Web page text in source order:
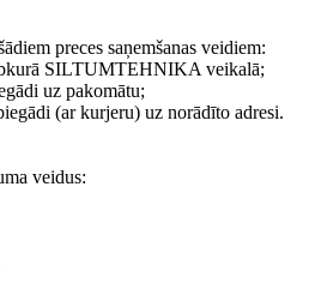
preces saņemšanas veidiem:
SILTUMTEHNIKA veikalā;
uz pakomātu;
(ar kurjeru) uz norādīto adresi.
veidus: